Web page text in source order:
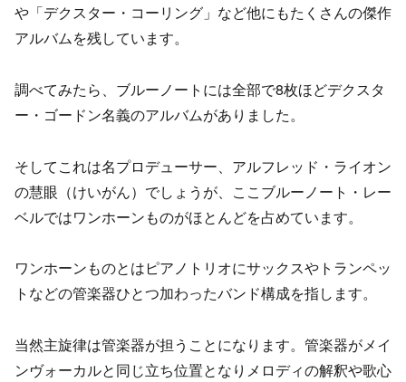
や「デクスター・コーリング」など他にもたくさんの傑作
アルバムを残しています。
調べてみたら、ブルーノートには全部で8枚ほどデクスタ
ー・ゴードン名義のアルバムがありました。
そしてこれは名プロデューサー、アルフレッド・ライオン
の慧眼（けいがん）でしょうが、ここブルーノート・レー
ベルではワンホーンものがほとんどを占めています。
ワンホーンものとはピアノトリオにサックスやトランペッ
トなどの管楽器ひとつ加わったバンド構成を指します。
当然主旋律は管楽器が担うことになります。管楽器がメイ
ンヴォーカルと同じ立ち位置となりメロディの解釈や歌心